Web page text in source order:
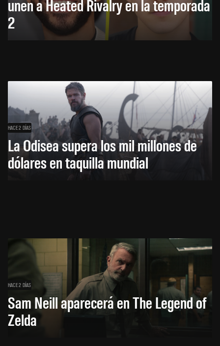
unen a Heated Rivalry en la temporada
2
HACE 2 DÍAS
La Odisea supera los mil millones de
dólares en taquilla mundial
HACE 2 DÍAS
Sam Neill aparecerá en The Legend of
Zelda